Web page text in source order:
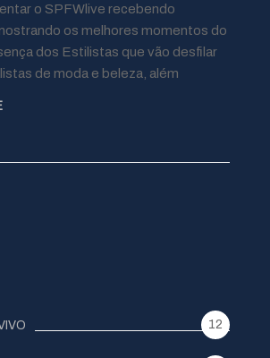
o SPFWlive recebendo
os melhores momentos do
dos Estilistas que vão desfilar
de moda e beleza, além
12